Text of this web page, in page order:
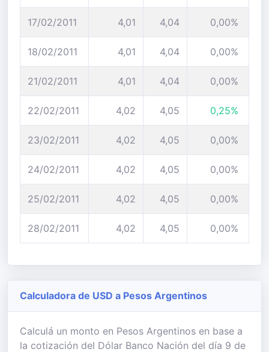
17/02/2011 4,01 4,04 0,00%
18/02/2011 4,01 4,04 0,00%
21/02/2011 4,01 4,04 0,00%
22/02/2011 4,02 4,05 0,25%
23/02/2011 4,02 4,05 0,00%
24/02/2011 4,02 4,05 0,00%
25/02/2011 4,02 4,05 0,00%
28/02/2011 4,02 4,05 0,00%
Calculadora de USD a Pesos Argentinos
Calculá un monto en Pesos Argentinos en base a
la cotización del Dólar Banco Nación del día 9 de